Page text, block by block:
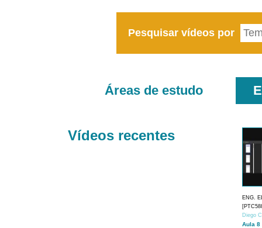
Pesquisar vídeos por
Áreas de estudo
Vídeos recentes
ENG.
Diego
Aula 8